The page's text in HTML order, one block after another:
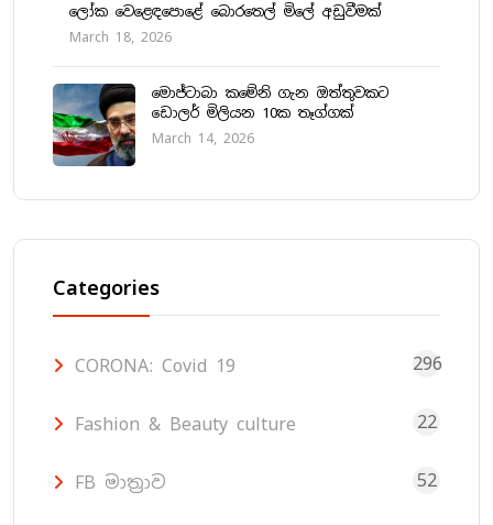
ලෝක වෙළෙඳපොළේ බොරතෙල් මිලේ අඩුවීමක්
March 18, 2026
මොජ්ටාබා කමේනි ගැන ඔත්තුවකට
ඩොලර් මිලියන 10ක තෑග්ගක්
March 14, 2026
Categories
CORONA: Covid 19 296
Fashion & Beauty culture 22
FB මාත්‍රාව 52